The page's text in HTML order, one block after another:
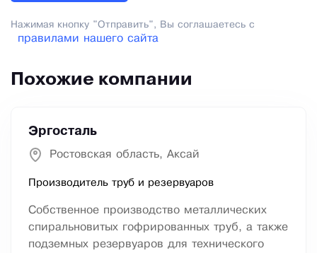
Нажимая кнопку "Отправить", Вы соглашаетесь с
правилами нашего сайта
Похожие компании
Эргосталь
Ростовская область, Аксай
Производитель труб и резервуаров
Собственное производство металлических
спиральновитых гофрированных труб, а также
подземных резервуаров для технического